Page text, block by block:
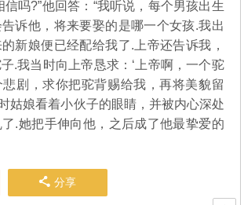
信吗?”他回答：“我听说，每个男孩出生
诉他，将来要娶的是哪一个女孩.我出
新娘便已经配给我了.上帝还告诉我，
.我当时向上帝恳求：‘上帝啊，一个驼
剧，求你把驼背赐给我，再将美貌留
姑娘看着小伙子的眼睛，并被内心深处
.她把手伸向他，之后成了他最挚爱的
分享